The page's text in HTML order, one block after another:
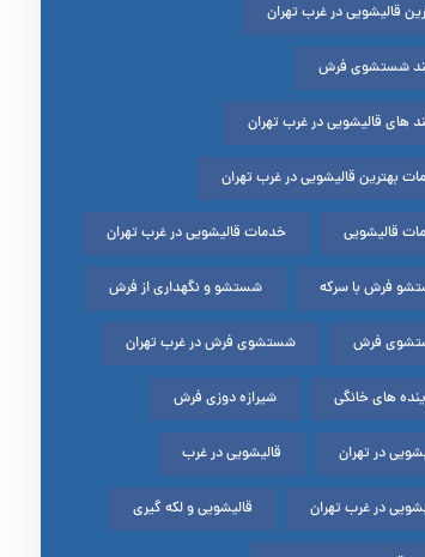
قالیشویی در غرب تهران
شستشوی فرش
های قالیشویی در غرب تهران
بهترین قالیشویی در غرب تهران
قالیشویی خدمات قالیشویی در غرب تهران
فرش با سرکه شستشو و نگهداری از فرش
فرش شستشوی فرش در غرب تهران
های خانگی شیرازه دوزی فرش
در تهران قالیشویی در غرب
در غرب تهران قالیشویی و لکه گیری